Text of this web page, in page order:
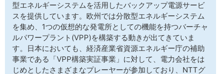
型エネルギーシステムを活用したバックアップ電源サービ
スを提供しています。欧州では分散型エネルギーシステム
を集め、1つの仮想的な発電所としての機能を持つバーチャ
ルパワープラント(VPP)を構築する動きが出てきていま
す。日本においても、経済産業省資源エネルギー庁の補助
事業である「VPP構築実証事業」に対して、電力会社をは
じめとしたさまざまなプレーヤーが参加しており、NTTグ